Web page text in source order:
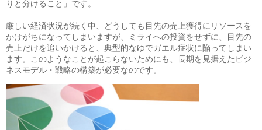
りと分けること」です。
厳しい経済状況が続く中、どうしても目先の売上獲得にリソースを
かけがちになってしまいますが、ミライへの投資をせずに、目先の
売上だけを追いかけると、典型的なゆでガエル症状に陥ってしまい
ます。このようなことが起こらないためにも、長期を見据えたビジ
ネスモデル・戦略の構築が必要なのです。